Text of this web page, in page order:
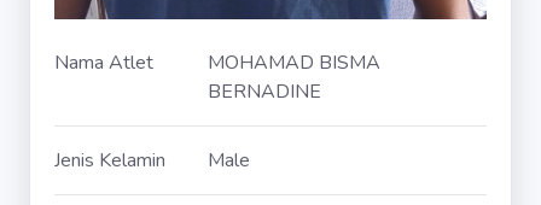
Nama Atlet
MOHAMAD BISMA
BERNADINE
Jenis Kelamin Male